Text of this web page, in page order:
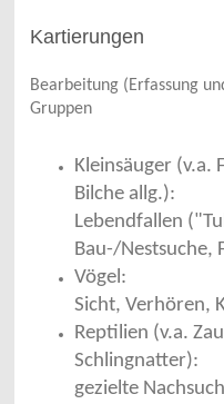
Kartierungen
Bearbeitung (Erfassung
Gruppen
Kleinsäuger (v.a.
Bilche allg.):
Lebendfallen
Bau-/Nestsuche,
Vögel:
Sicht, Verhören,
Reptilien (v.a.
Schlingnatter):
gezielte